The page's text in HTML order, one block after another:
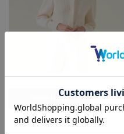
SHOP NOW